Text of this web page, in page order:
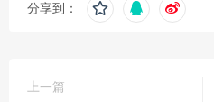
分享到：
上一篇